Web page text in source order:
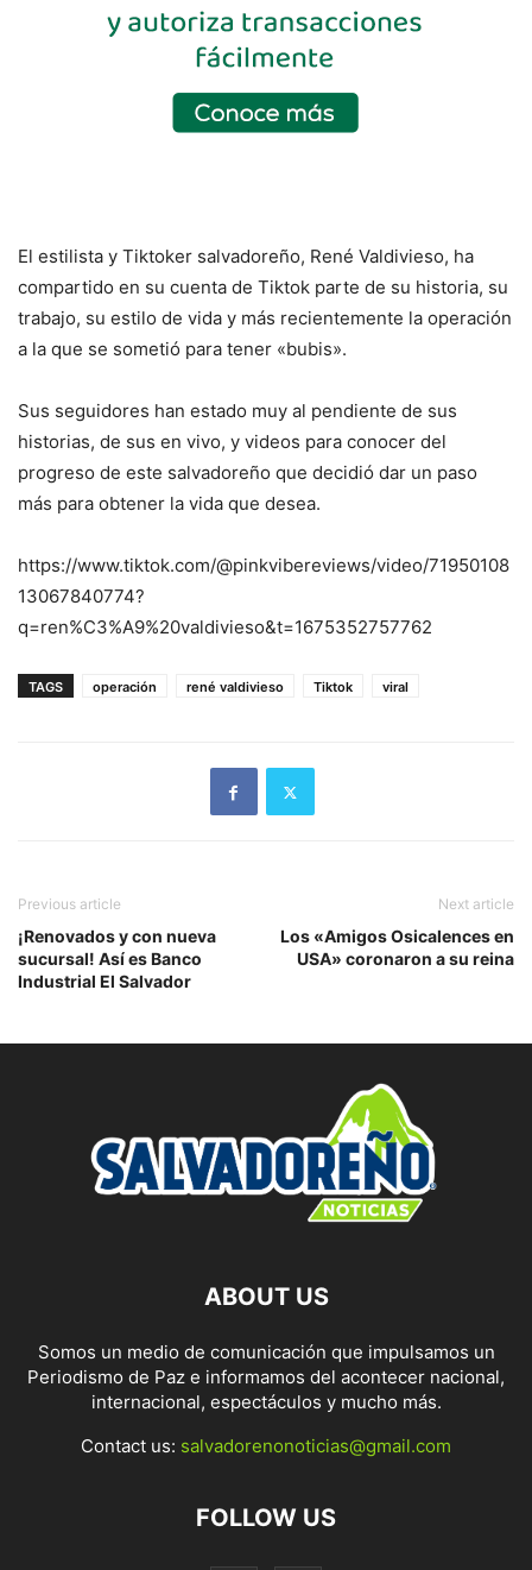
El estilista y Tiktoker salvadoreño, René Valdivieso, ha
compartido en su cuenta de Tiktok parte de su historia, su
trabajo, su estilo de vida y más recientemente la operación
a la que se sometió para tener «bubis».
Sus seguidores han estado muy al pendiente de sus
historias, de sus en vivo, y videos para conocer del
progreso de este salvadoreño que decidió dar un paso
más para obtener la vida que desea.
https://www.tiktok.com/@pinkvibereviews/video/71950108
13067840774?
q=ren%C3%A9%20valdivieso&t=1675352757762
TAGS operación rené valdivieso Tiktok viral
Previous article
¡Renovados y con nueva
sucursal! Así es Banco
Industrial El Salvador
Next article
Los «Amigos Osicalences en
USA» coronaron a su reina
ABOUT US
Somos un medio de comunicación que impulsamos un
Periodismo de Paz e informamos del acontecer nacional,
internacional, espectáculos y mucho más.
Contact us: salvadorenonoticias@gmail.com
FOLLOW US